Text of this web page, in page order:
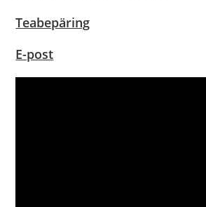
Teabepäring
E-post